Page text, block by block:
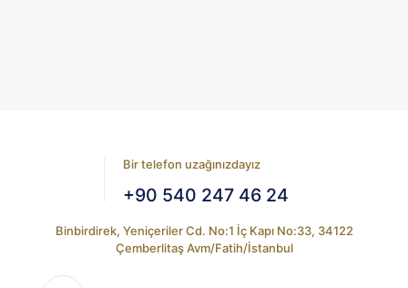
Bir telefon uzağınızdayız
+90 540 247 46 24
Binbirdirek, Yeniçeriler Cd. No:1 İç Kapı No:33, 34122
Çemberlitaş Avm/Fatih/İstanbul